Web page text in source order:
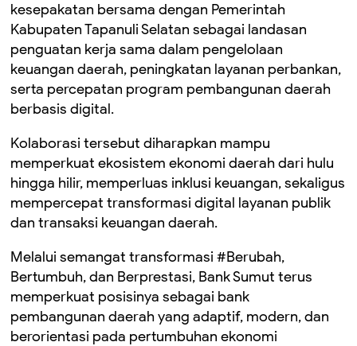
kesepakatan bersama dengan Pemerintah
Kabupaten Tapanuli Selatan sebagai landasan
penguatan kerja sama dalam pengelolaan
keuangan daerah, peningkatan layanan perbankan,
serta percepatan program pembangunan daerah
berbasis digital.
Kolaborasi tersebut diharapkan mampu
memperkuat ekosistem ekonomi daerah dari hulu
hingga hilir, memperluas inklusi keuangan, sekaligus
mempercepat transformasi digital layanan publik
dan transaksi keuangan daerah.
Melalui semangat transformasi #Berubah,
Bertumbuh, dan Berprestasi, Bank Sumut terus
memperkuat posisinya sebagai bank
pembangunan daerah yang adaptif, modern, dan
berorientasi pada pertumbuhan ekonomi